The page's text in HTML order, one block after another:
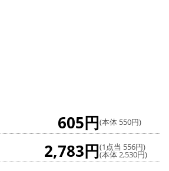
605円(本体 550円)
2,783円(1点当 556円)
(本体 2,530円)